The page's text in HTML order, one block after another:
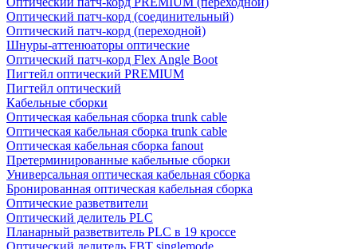
Оптический патч-корд (соединительный)
Оптический патч-корд (переходной)
Шнуры-аттенюаторы оптические
Оптический патч-корд Flex Angle Boot
Пигтейл оптический PREMIUM
Пигтейл оптический
Кабельные сборки
Оптическая кабельная сборка trunk cable
Оптическая кабельная сборка trunk cable
Оптическая кабельная сборка fanout
Претерминированные кабельные сборки
Универсальная оптическая кабельная сборка
Бронированная оптическая кабельная сборка
Оптические разветвители
Оптический делитель PLC
Планарный разветвитель PLC в 19 кроссе
Оптический делитель FBT singlemode